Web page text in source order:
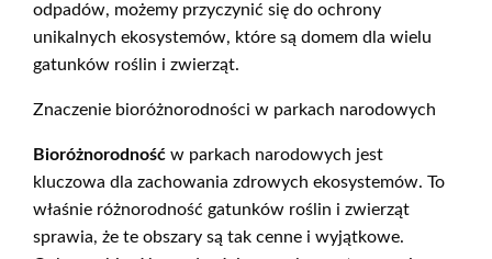
odpadów, możemy przyczynić się do ochrony
unikalnych ekosystemów, które są domem dla wielu
gatunków roślin i zwierząt.
Znaczenie bioróżnorodności w parkach narodowych
Bioróżnorodność w parkach narodowych jest
kluczowa dla zachowania zdrowych ekosystemów. To
właśnie różnorodność gatunków roślin i zwierząt
sprawia, że te obszary są tak cenne i wyjątkowe.